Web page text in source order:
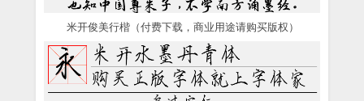
米开俊美行楷（付费下载，商业用途请购买版权）